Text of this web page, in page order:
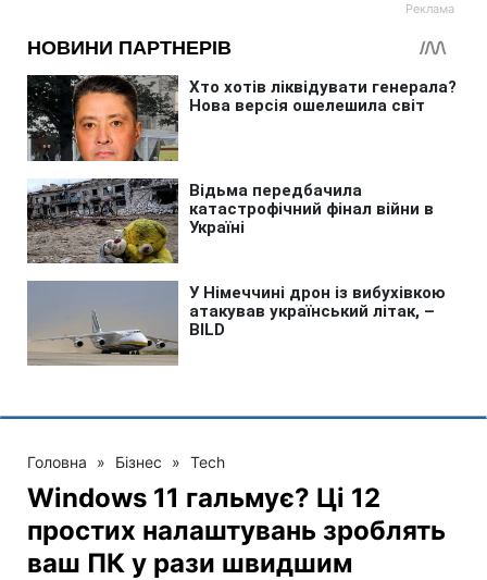
Головна » Бізнес » Tech
Windows 11 гальмує? Ці 12
простих налаштувань зроблять
ваш ПК у рази швидшим